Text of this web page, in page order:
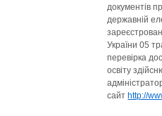
документів
державній
України 05
перевірка
освіту
сайтhttp://